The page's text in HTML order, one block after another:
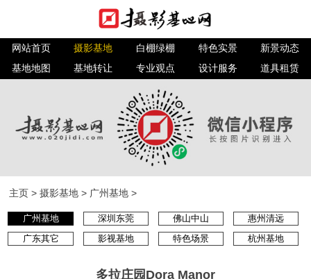
网站首页 摄影基地 白棚绿棚 特色实景
新景动态
基地地图
基地转让 专业观点 设计服务 道具租赁
主页 >摄影基地 > 广州基地 >
广州基地 深圳东莞 佛山中山
惠州清远
广东其它
影视基地 特色场景 杭州基地
多拉庄园Dora Manor